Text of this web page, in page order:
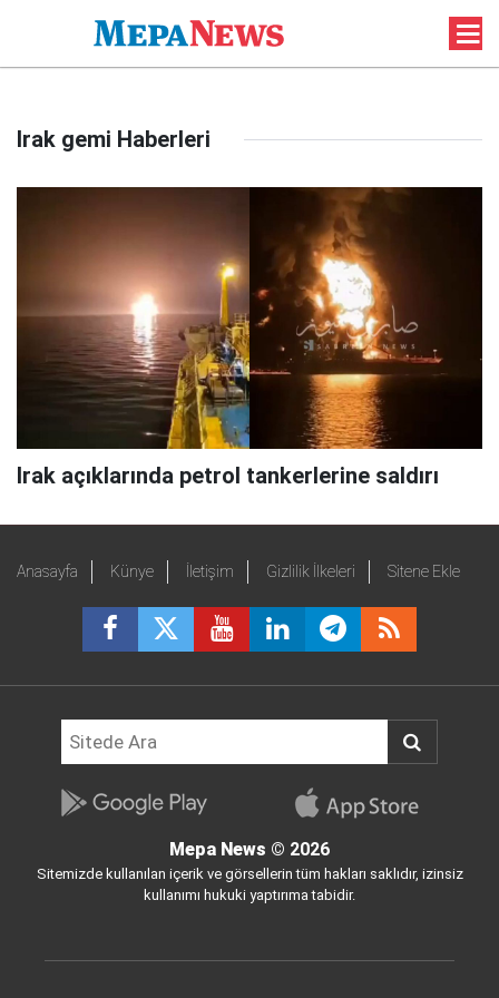
Irak gemi Haberleri
Irak açıklarında petrol tankerlerine saldırı
Anasayfa Künye İletişim Gizlilik İlkeleri Sitene Ekle
Mepa News © 2026
Sitemizde kullanılan içerik ve görsellerin tüm hakları saklıdır, izinsiz
kullanımı hukuki yaptırıma tabidir.